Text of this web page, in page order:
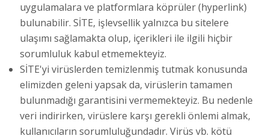
uygulamalara ve platformlara köprüler (hyperlink)
bulunabilir. SİTE, işlevsellik yalnızca bu sitelere
ulaşımı sağlamakta olup, içerikleri ile ilgili hiçbir
sorumluluk kabul etmemekteyiz.
SİTE'yi virüslerden temizlenmiş tutmak konusunda
elimizden geleni yapsak da, virüslerin tamamen
bulunmadığı garantisini vermemekteyiz. Bu nedenle
veri indirirken, virüslere karşı gerekli önlemi almak,
kullanıcıların sorumluluğundadır. Virüs vb. kötü